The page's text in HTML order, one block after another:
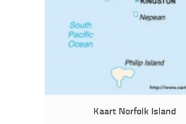
Kaart Norfolk Island